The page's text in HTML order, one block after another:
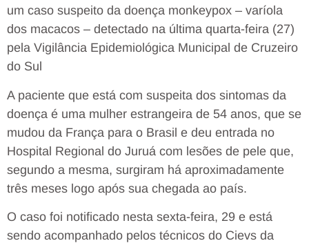
um caso suspeito da doença monkeypox – varíola
dos macacos – detectado na última quarta-feira (27)
pela Vigilância Epidemiológica Municipal de Cruzeiro
do Sul
A paciente que está com suspeita dos sintomas da
doença é uma mulher estrangeira de 54 anos, que se
mudou da França para o Brasil e deu entrada no
Hospital Regional do Juruá com lesões de pele que,
segundo a mesma, surgiram há aproximadamente
três meses logo após sua chegada ao país.
O caso foi notificado nesta sexta-feira, 29 e está
sendo acompanhado pelos técnicos do Cievs da